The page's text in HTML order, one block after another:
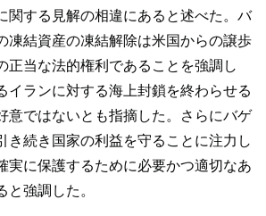
関する見解の相違にあると述べた。バ
凍結資産の凍結解除は米国からの譲歩
正当な法的権利であることを強調し
イランに対する海上封鎖を終わらせる
意ではないとも指摘した。さらにバゲ
き続き国家の利益を守ることに注力し
実に保護するために必要かつ適切なあ
強調した。